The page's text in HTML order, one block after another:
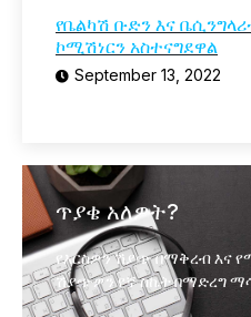
የቤልካሽ ቡድን እና
ኮሚሽነርን አስተናግደዋል
September 13, 2022
ጥያቄ አለዎት?
የእርስዎን ሽያጭ በማቅረብ እና
ሽያጭዎን የኛ ስኬት በማድረግ